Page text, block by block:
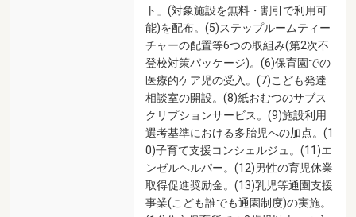
ト」(対象施設を無料・割引で利用可
能)を配布。(5)ステップルームティー
チャーの配置等6つの取組み(第2次不
登校対策パッケージ)。(6)保育園での
医療的ケア児の受入。(7)こども発達
相談室の開設。(8)紙おむつのサブス
クリプションサービス。(9)施設利用
選考基準における多胎児への加点。(1
0)子育て支援コンシェルジュ。(11)エ
ンゼルヘルパー。(12)男性の育児休業
取得促進奨励金。(13)乳児等通園支援
事業(こども誰でも通園制度)の実施。